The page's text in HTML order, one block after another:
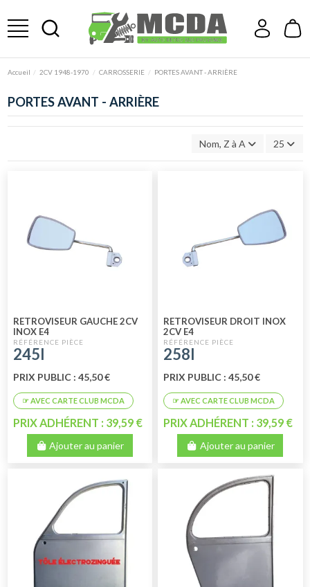
Accueil 2CV 1948-1970 CARROSSERIE PORTES AVANT - ARRIÈRE
PORTES AVANT - ARRIÈRE
Nom, Z à A 25
RETROVISEUR GAUCHE 2CV
INOX E4
245I
PRIX PUBLIC : 45,50 €
PRIX ADHÉRENT : 39,59 €
Ajouter au panier
RETROVISEUR DROIT INOX
2CV E4
258I
PRIX PUBLIC : 45,50 €
PRIX ADHÉRENT : 39,59 €
Ajouter au panier